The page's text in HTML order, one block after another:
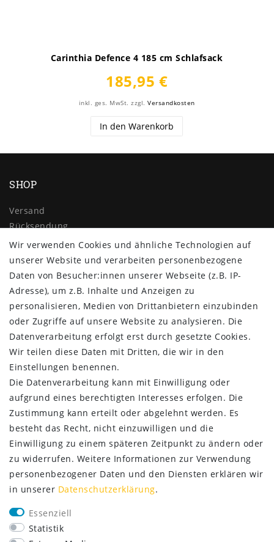
Carinthia Defence 4 185 cm Schlafsack
185,95 €
inkl. ges. MwSt. zzgl.Versandkosten
In den Warenkorb
SHOP
Versand
Rücksendung
Widerrufs­recht
Impressum
Daten­schutz­erklärung
AGB
Kontakt
ZAHLUNG & VERSAND
SERVICE
Lieferung nur 2,95 €
Rücksendung kostenfrei
Wir verwenden Cookies und ähnliche Technologien auf
unserer Website und verarbeiten personenbezogene
Daten von Besucher:innen unserer Webseite (z.B. IP-
Adresse), um z.B. Inhalte und Anzeigen zu
personalisieren, Medien von Drittanbietern einzubinden
oder Zugriffe auf unsere Website zu analysieren. Die
Datenverarbeitung erfolgt erst durch gesetzte Cookies.
Wir teilen diese Daten mit Dritten, die wir in den
Einstellungen benennen.
Die Datenverarbeitung kann mit Einwilligung oder
aufgrund eines berechtigten Interesses erfolgen. Die
Zustimmung kann erteilt oder abgelehnt werden. Es
besteht das Recht, nicht einzuwilligen und die
Einwilligung zu einem späteren Zeitpunkt zu ändern oder
zu widerrufen. Weitere Informationen zur Verwendung
personenbezogener Daten und den Diensten erklären wir
in unserer Daten­schutz­erklärung.
Essenziell
Statistik